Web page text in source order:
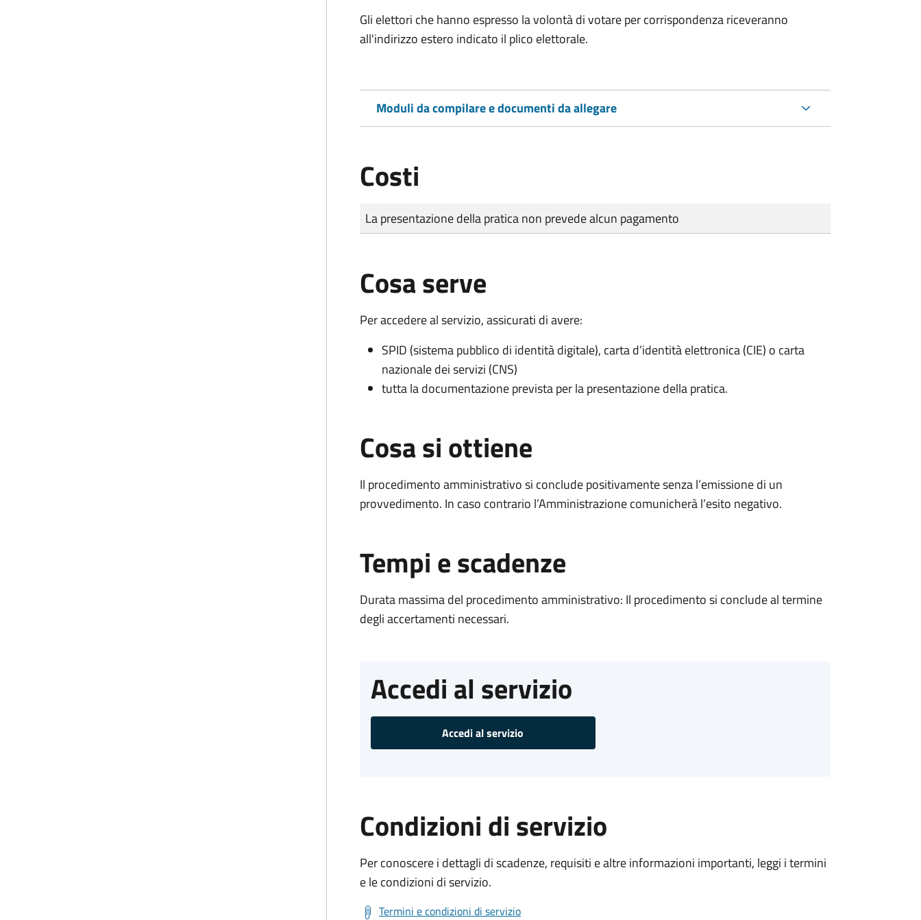
Gli elettori che hanno espresso la volontà di votare per corrispondenza riceveranno
all'indirizzo estero indicato il plico elettorale.
Moduli da compilare e documenti da allegare
Costi
Tipo di pagamento
Importo
La presentazione della pratica non prevede alcun pagamento
Cosa serve
Per accedere al servizio, assicurati di avere:
SPID (sistema pubblico di identità digitale), carta d’identità elettronica (CIE) o carta
nazionale dei servizi (CNS)
tutta la documentazione prevista per la presentazione della pratica.
Cosa si ottiene
Il procedimento amministrativo si conclude positivamente senza l’emissione di un
provvedimento. In caso contrario l’Amministrazione comunicherà l’esito negativo.
Tempi e scadenze
Durata massima del procedimento amministrativo: Il procedimento si conclude al termine
degli accertamenti necessari.
Accedi al servizio
Accedi al servizio
Condizioni di servizio
Per conoscere i dettagli di scadenze, requisiti e altre informazioni importanti, leggi i termini
e le condizioni di servizio.
Termini e condizioni di servizio